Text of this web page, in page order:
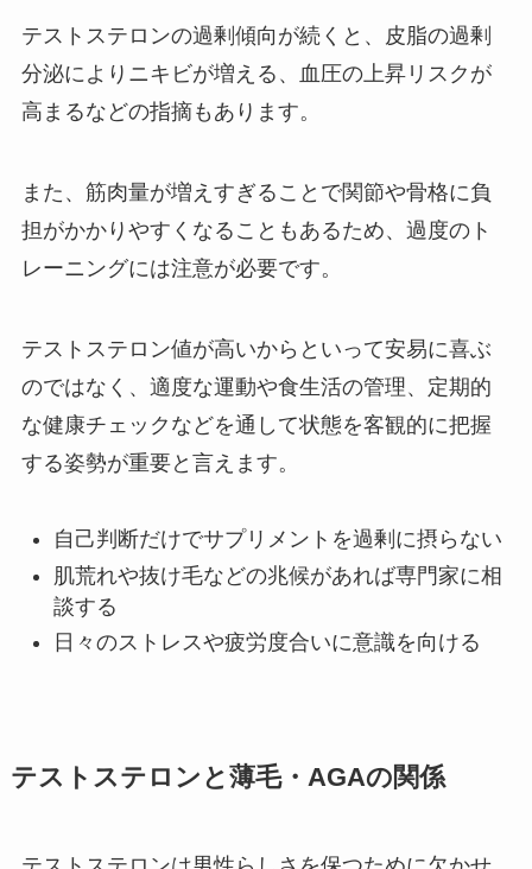
テストステロンの過剰傾向が続くと、皮脂の過剰
分泌によりニキビが増える、血圧の上昇リスクが
高まるなどの指摘もあります。
また、筋肉量が増えすぎることで関節や骨格に負
担がかかりやすくなることもあるため、過度のト
レーニングには注意が必要です。
テストステロン値が高いからといって安易に喜ぶ
のではなく、適度な運動や食生活の管理、定期的
な健康チェックなどを通して状態を客観的に把握
する姿勢が重要と言えます。
自己判断だけでサプリメントを過剰に摂らない
肌荒れや抜け毛などの兆候があれば専門家に相
談する
日々のストレスや疲労度合いに意識を向ける
テストステロンと薄毛・AGAの関係